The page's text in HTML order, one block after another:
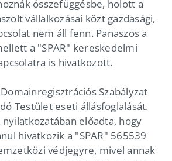
összefüggésbe, holott a
vállalkozásai közt gazdasági,
nem áll fenn. Panaszos a
a "SPAR" kereskedelmi
is hivatkozott.
Szabályzat
Testület eseti állásfoglalását.
előadta, hogy
hivatkozik a "SPAR" 565539
védjegyre, mivel annak